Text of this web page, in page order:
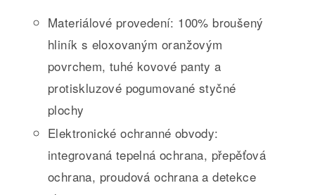
Materiálové provedení: 100% broušený
hliník s eloxovaným oranžovým
povrchem, tuhé kovové panty a
protiskluzové pogumované styčné
plochy
Elektronické ochranné obvody:
integrovaná tepelná ochrana, přepěťová
ochrana, proudová ochrana a detekce